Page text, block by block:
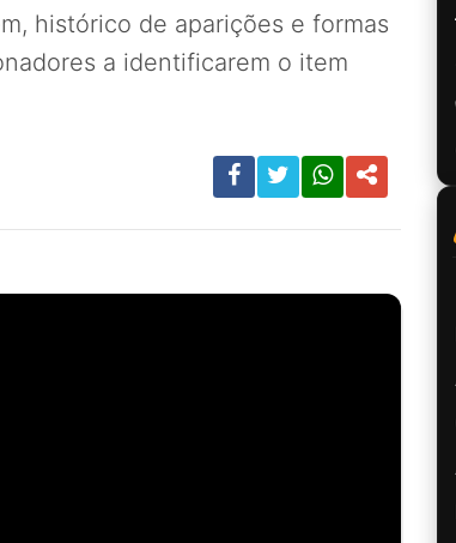
histórico de aparições e formas
a identificarem o item